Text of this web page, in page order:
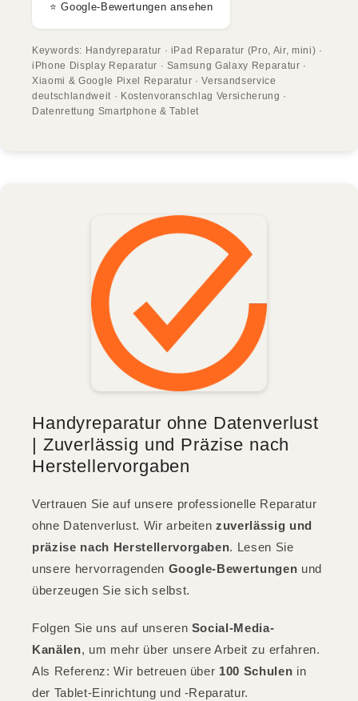
⭐ Google-Bewertungen ansehen
Keywords: Handyreparatur · iPad Reparatur (Pro, Air, mini) ·
iPhone Display Reparatur · Samsung Galaxy Reparatur ·
Xiaomi & Google Pixel Reparatur · Versandservice
deutschlandweit · Kostenvoranschlag Versicherung ·
Datenrettung Smartphone & Tablet
Handyreparatur ohne Datenverlust
| Zuverlässig und Präzise nach
Herstellervorgaben
Vertrauen Sie auf unsere professionelle Reparatur
ohne Datenverlust. Wir arbeitenzuverlässig und
präzise nach Herstellervorgaben. Lesen Sie
unsere hervorragenden Google-Bewertungen und
überzeugen Sie sich selbst.
Folgen Sie uns auf unseren Social-Media-
Kanälen, um mehr über unsere Arbeit zu erfahren.
Als Referenz: Wir betreuen über 100 Schulen in
der Tablet-Einrichtung und -Reparatur.